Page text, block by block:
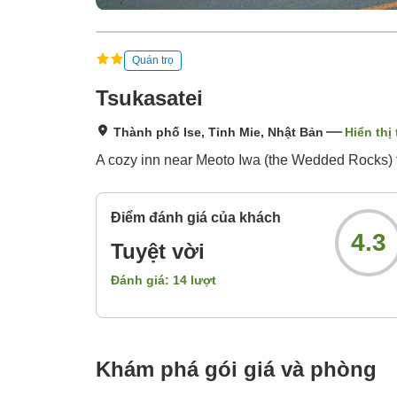
Quán trọ
Tsukasatei
Thành phố Ise, Tỉnh Mie, Nhật Bản Hiển thị
A cozy inn near Meoto Iwa (the Wedded
Điểm đánh giá của khách
Tuyệt vời
Đánh giá: 14 lượt
4.3
Khám phá gói giá và phòng